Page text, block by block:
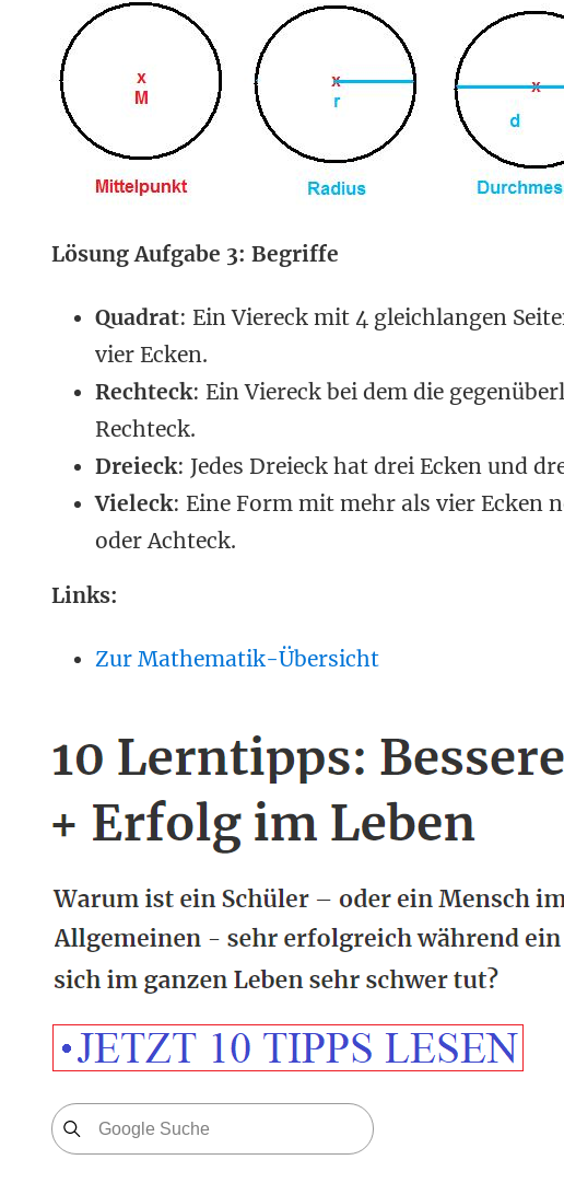
Lösung Aufgabe 3: Begriffe
Quadrat: Ein Viereck mit 4 gleichlangen
vier Ecken.
Rechteck: Ein Viereck bei dem die
Rechteck.
Dreieck: Jedes Dreieck hat drei Ecken und
Vieleck: Eine Form mit mehr als vier Ecken
oder Achteck.
Links:
Zur Mathematik-Übersicht